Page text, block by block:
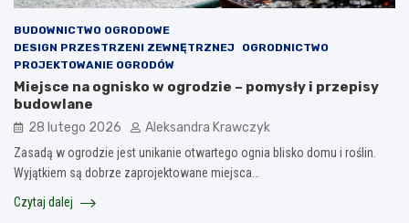
BUDOWNICTWO OGRODOWE
DESIGN PRZESTRZENI ZEWNĘTRZNEJ
OGRODNICTWO
PROJEKTOWANIE OGRODÓW
Miejsce na ognisko w ogrodzie – pomysły i przepisy
budowlane
28 lutego 2026 Aleksandra Krawczyk
Zasadą w ogrodzie jest unikanie otwartego ognia blisko domu i roślin.
Wyjątkiem są dobrze zaprojektowane miejsca…
Czytaj dalej